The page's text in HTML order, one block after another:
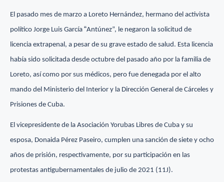
El pasado mes de marzo a Loreto Hernández, hermano del activista
político Jorge Luis García “Antúnez”, le negaron la solicitud de
licencia extrapenal, a pesar de su grave estado de salud. Esta licencia
había sido solicitada desde octubre del pasado año por la familia de
Loreto, así como por sus médicos, pero fue denegada por el alto
mando del Ministerio del Interior y la Dirección General de Cárceles y
Prisiones de Cuba.
El vicepresidente de la Asociación Yorubas Libres de Cuba y su
esposa, Donaida Pérez Paseiro, cumplen una sanción de siete y ocho
años de prisión, respectivamente, por su participación en las
protestas antigubernamentales de julio de 2021 (11J).